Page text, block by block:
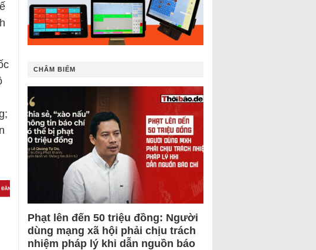
CHÂM BIẾM
Phạt lên đến 50 triệu đồng: Người
dùng mạng xã hội phải chịu trách
nhiệm pháp lý khi dẫn nguồn báo